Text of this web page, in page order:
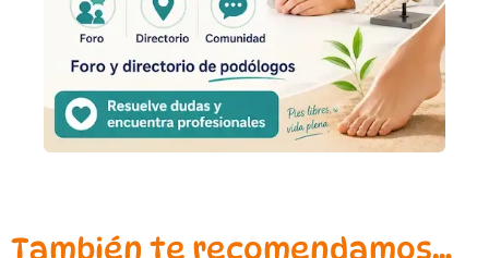
También te recomendamos…